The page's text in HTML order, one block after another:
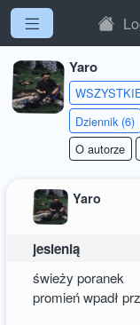
Yaro
Dziennik (6)
O autorze
Yaro
jesienią
świeży poranek
promień wpadł